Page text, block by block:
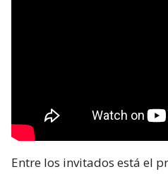
Entre los invitados está el